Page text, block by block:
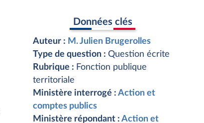
Données clés
Auteur : M. Julien Brugerolles
Type de question : Question écrite
Rubrique : Fonction publique
territoriale
Ministère interrogé : Action et
comptes publics
Ministère répondant : Action et